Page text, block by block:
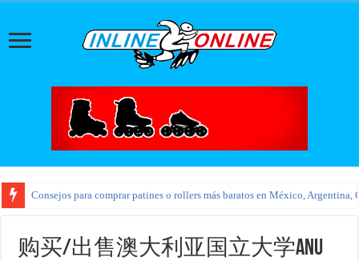
Consejos para comprar patines o rollers más baratos en México, Argentina,
购买/出售澳大利亚国立大学ANU